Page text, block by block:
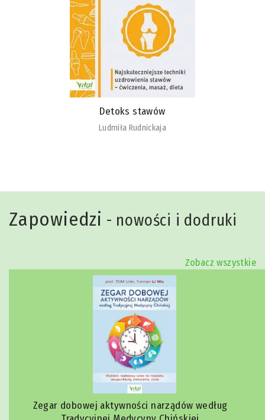
Detoks stawów
Ludmiła Rudnickaja
Zapowiedzi - nowości i dodruki
Zobacz wszystkie
Zegar dobowej aktywności narządów według